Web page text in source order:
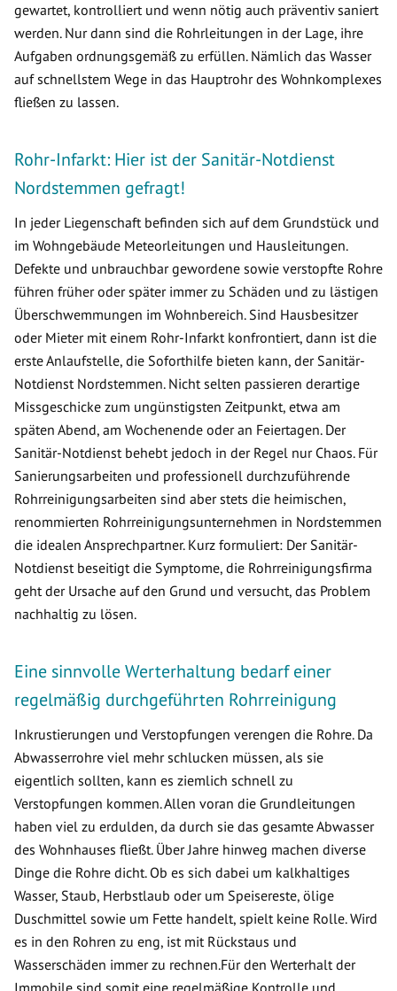
gewartet, kontrolliert und wenn nötig auch präventiv saniert
werden. Nur dann sind die Rohrleitungen in der Lage, ihre
Aufgaben ordnungsgemäß zu erfüllen. Nämlich das Wasser
auf schnellstem Wege in das Hauptrohr des Wohnkomplexes
fließen zu lassen.
Rohr-Infarkt: Hier ist der Sanitär-Notdienst
Nordstemmen gefragt!
In jeder Liegenschaft befinden sich auf dem Grundstück und
im Wohngebäude Meteorleitungen und Hausleitungen.
Defekte und unbrauchbar gewordene sowie verstopfte Rohre
führen früher oder später immer zu Schäden und zu lästigen
Überschwemmungen im Wohnbereich. Sind Hausbesitzer
oder Mieter mit einem Rohr-Infarkt konfrontiert, dann ist die
erste Anlaufstelle, die Soforthilfe bieten kann, der Sanitär-
Notdienst Nordstemmen. Nicht selten passieren derartige
Missgeschicke zum ungünstigsten Zeitpunkt, etwa am
späten Abend, am Wochenende oder an Feiertagen. Der
Sanitär-Notdienst behebt jedoch in der Regel nur Chaos. Für
Sanierungsarbeiten und professionell durchzuführende
Rohrreinigungsarbeiten sind aber stets die heimischen,
renommierten Rohrreinigungsunternehmen in Nordstemmen
die idealen Ansprechpartner. Kurz formuliert: Der Sanitär-
Notdienst beseitigt die Symptome, die Rohrreinigungsfirma
geht der Ursache auf den Grund und versucht, das Problem
nachhaltig zu lösen.
Eine sinnvolle Werterhaltung bedarf einer
regelmäßig durchgeführten Rohrreinigung
Inkrustierungen und Verstopfungen verengen die Rohre. Da
Abwasserrohre viel mehr schlucken müssen, als sie
eigentlich sollten, kann es ziemlich schnell zu
Verstopfungen kommen. Allen voran die Grundleitungen
haben viel zu erdulden, da durch sie das gesamte Abwasser
des Wohnhauses fließt. Über Jahre hinweg machen diverse
Dinge die Rohre dicht. Ob es sich dabei um kalkhaltiges
Wasser, Staub, Herbstlaub oder um Speisereste, ölige
Duschmittel sowie um Fette handelt, spielt keine Rolle. Wird
es in den Rohren zu eng, ist mit Rückstaus und
Wasserschäden immer zu rechnen.Für den Werterhalt der